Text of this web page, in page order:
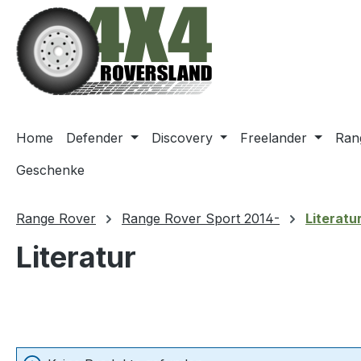
Hauptinhalt springen
Zur Suche springen
Zur Hauptnavigation springen
Home Defender Discovery Freelander
Geschenke
Range Rover Range Rover Sport 2014- Literatur
Literatur